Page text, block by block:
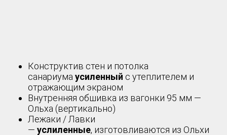
Конструктив стен и потолка
санариума усиленный с утеплителем и
отражающим экраном
Внутренняя обшивка из вагонки 95 мм —
Ольха (вертикально)
Лежаки / Лавки
— услиленные, изготовливаются из Ольхи